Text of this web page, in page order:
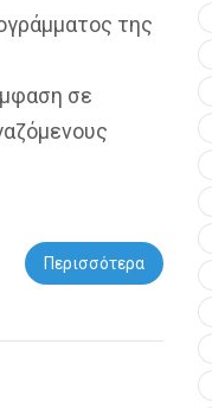
της
σε
Περισσότερα